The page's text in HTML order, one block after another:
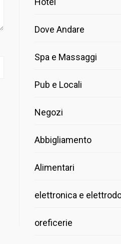
Dove Andare
Spa e Massaggi
Pub e Locali
Negozi
Abbigliamento
Alimentari
elettronica e
oreficerie